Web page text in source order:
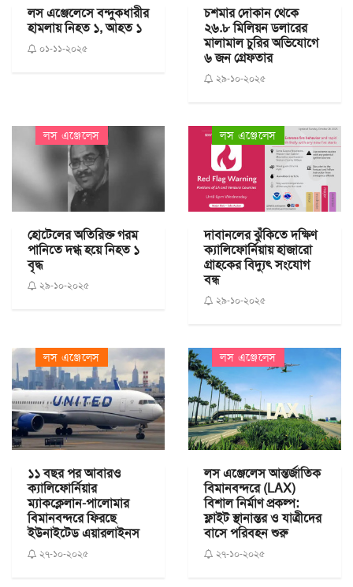
লস এঞ্জেলেসে বন্দুকধারীর
হামলায় নিহত ১, আহত ১
০১-১১-২০২৫
চশমার দোকান থেকে
২৬.৮ মিলিয়ন ডলারের
মালামাল চুরির অভিযোগে
৬ জন গ্রেফতার
২৯-১০-২০২৫
লস এঞ্জেলেস
হোটেলের অতিরিক্ত গরম
পানিতে দগ্ধ হয়ে নিহত ১
বৃদ্ধ
২৯-১০-২০২৫
লস এঞ্জেলেস
দাবানলের ঝুঁকিতে দক্ষিণ
ক্যালিফোর্নিয়ায় হাজারো
গ্রাহকের বিদ্যুৎ সংযোগ
বন্ধ
২৯-১০-২০২৫
লস এঞ্জেলেস
১১ বছর পর আবারও
ক্যালিফোর্নিয়ার
ম্যাকক্লেলান-পালোমার
বিমানবন্দরে ফিরছে
ইউনাইটেড এয়ারলাইনস
২৭-১০-২০২৫
লস এঞ্জেলেস
লস এঞ্জেলেস আন্তর্জাতিক
বিমানবন্দরে (LAX)
বিশাল নির্মাণ প্রকল্প:
ফ্লাইট স্থানান্তর ও যাত্রীদের
বাসে পরিবহন শুরু
২৭-১০-২০২৫